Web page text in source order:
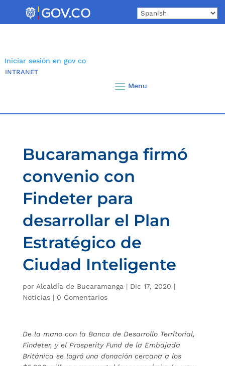
Iniciar sesión en gov co
INTRANET
Bucaramanga firmó
convenio con
Findeter para
desarrollar el Plan
Estratégico de
Ciudad Inteligente
por Alcaldía de Bucaramanga | Dic 17, 2020 |
Noticias| 0 Comentarios
De la mano con la Banca de Desarrollo Territorial,
Findeter, y el Prosperity Fund de la Embajada
Británica se logró una donación cercana a los